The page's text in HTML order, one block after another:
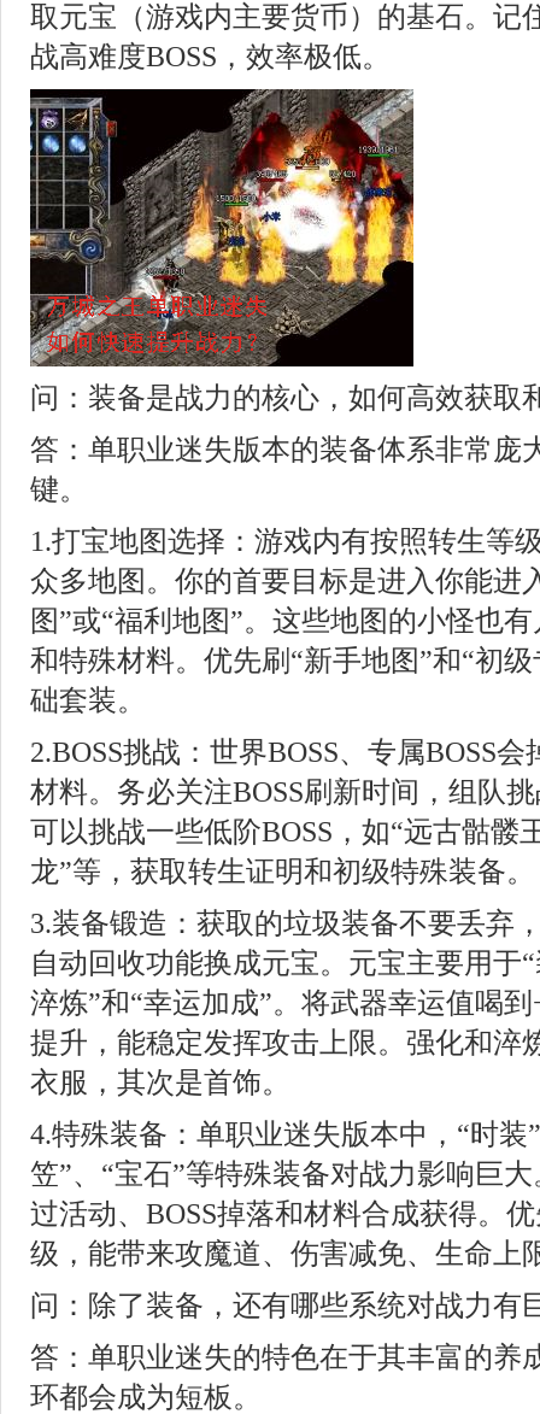
取元宝（游戏内主要货币）的基石。记
战高难度BOSS，效率极低。
问：装备是战力的核心，如何高效获取
答：单职业迷失版本的装备体系非常庞
键。
1.打宝地图选择：游戏内有按照转生等
众多地图。你的首要目标是进入你能进
图”或“福利地图”。这些地图的小怪也
和特殊材料。优先刷“新手地图”和“初
础套装。
2.BOSS挑战：世界BOSS、专属BOSS
材料。务必关注BOSS刷新时间，组队
可以挑战一些低阶BOSS，如“远古骷髅
龙”等，获取转生证明和初级特殊装备。
3.装备锻造：获取的垃圾装备不要丢弃
自动回收功能换成元宝。元宝主要用于
淬炼”和“幸运加成”。将武器幸运值喝
提升，能稳定发挥攻击上限。强化和淬
衣服，其次是首饰。
4.特殊装备：单职业迷失版本中，“时装
笠”、“宝石”等特殊装备对战力影响巨
过活动、BOSS掉落和材料合成获得。
级，能带来攻魔道、伤害减免、生命上
问：除了装备，还有哪些系统对战力有
答：单职业迷失的特色在于其丰富的养
环都会成为短板。